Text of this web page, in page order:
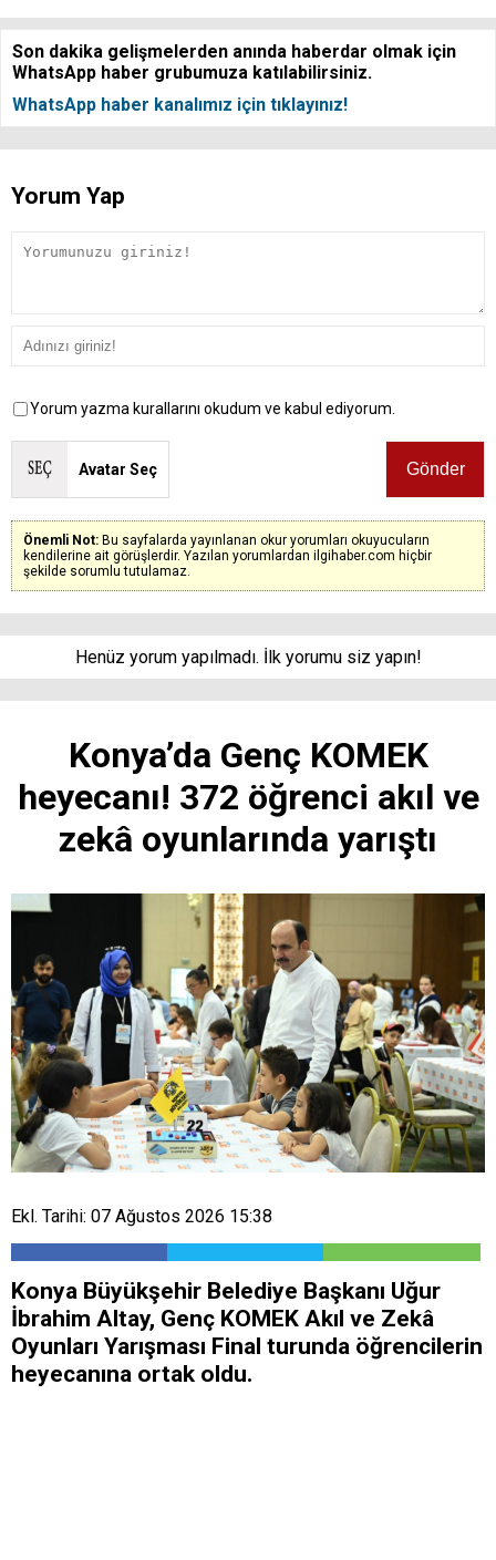
Son dakika gelişmelerden anında haberdar olmak için
WhatsApp haber grubumuza katılabilirsiniz.
WhatsApp haber kanalımız için tıklayınız!
Yorum Yap
Yorum yazma kurallarını okudum ve kabul ediyorum.
Avatar Seç
Önemli Not: Bu sayfalarda yayınlanan okur yorumları okuyucuların
kendilerine ait görüşlerdir. Yazılan yorumlardan ilgihaber.com hiçbir
şekilde sorumlu tutulamaz.
Henüz yorum yapılmadı. İlk yorumu siz yapın!
Konya’da Genç KOMEK
heyecanı! 372 öğrenci akıl ve
zekâ oyunlarında yarıştı
Ekl. Tarihi: 07 Ağustos 2026 15:38
Konya Büyükşehir Belediye Başkanı Uğur
İbrahim Altay, Genç KOMEK Akıl ve Zekâ
Oyunları Yarışması Final turunda öğrencilerin
heyecanına ortak oldu.